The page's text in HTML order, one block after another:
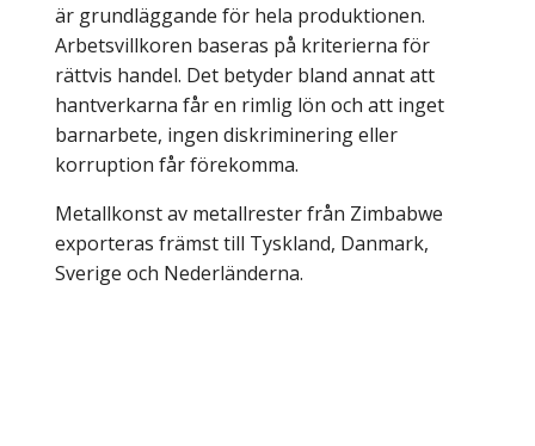
är grundläggande för hela produktionen.
Arbetsvillkoren baseras på kriterierna för
rättvis handel. Det betyder bland annat att
hantverkarna får en rimlig lön och att inget
barnarbete, ingen diskriminering eller
korruption får förekomma.
Metallkonst av metallrester från Zimbabwe
exporteras främst till Tyskland, Danmark,
Sverige och Nederländerna.